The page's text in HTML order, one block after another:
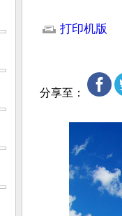
打印机版
分享至：